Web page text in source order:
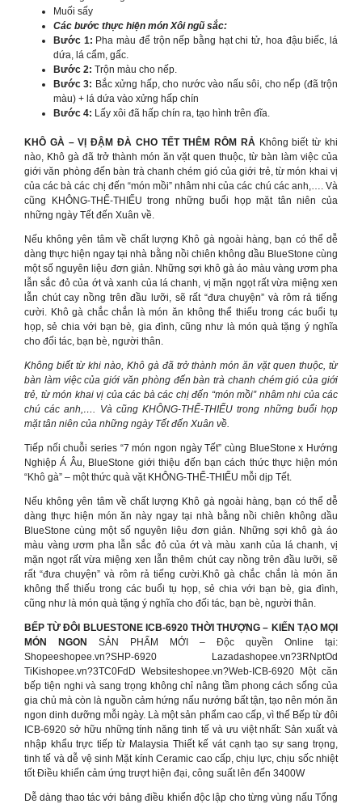
Muối sấy
Các bước thực hiện món Xôi ngũ sắc:
Bước 1: Pha màu để trộn nếp bằng hạt chi tử, hoa đậu biếc, lá
dứa, lá cẩm, gấc.
Bước 2: Trộn màu cho nếp.
Bước 3: Bắc xửng hấp, cho nước vào nấu sôi, cho nếp (đã trộn
màu) + lá dứa vào xửng hấp chín
Bước 4: Lấy xôi đã hấp chín ra, tạo hình trên đĩa.
KHÔ GÀ – VỊ ĐẬM ĐÀ CHO TẾT THÊM RÔM RẢKhông biết từ khi
nào, Khô gà đã trở thành món ăn vặt quen thuộc, từ bàn làm việc của
giới văn phòng đến bàn trà chanh chém gió của giới trẻ, từ món khai vị
của các bà các chị đến “món mồi” nhâm nhi của các chú các anh,…. Và
cũng KHÔNG-THỂ-THIẾU trong những buổi họp mặt tân niên của
những ngày Tết đến Xuân về.
Nếu không yên tâm về chất lượng Khô gà ngoài hàng, bạn có thể dễ
dàng thực hiện ngay tại nhà bằng nồi chiên không dầu BlueStone cùng
một số nguyên liệu đơn giản. Những sợi khô gà áo màu vàng ươm pha
lẫn sắc đỏ của ớt và xanh của lá chanh, vị mặn ngọt rất vừa miệng xen
lẫn chút cay nồng trên đầu lưỡi, sẽ rất “đưa chuyện” và rôm rả tiếng
cười. Khô gà chắc chắn là món ăn không thể thiếu trong các buổi tụ
họp, sẻ chia với bạn bè, gia đình, cũng như là món quà tặng ý nghĩa
cho đối tác, bạn bè, người thân.
Không biết từ khi nào, Khô gà đã trở thành món ăn vặt quen thuộc, từ
bàn làm việc của giới văn phòng đến bàn trà chanh chém gió của giới
trẻ, từ món khai vị của các bà các chị đến “món mồi” nhâm nhi của các
chú các anh,…. Và cũng KHÔNG-THỂ-THIẾU trong những buổi họp
mặt tân niên của những ngày Tết đến Xuân về.
Tiếp nối chuỗi series “7 món ngon ngày Tết” cùng BlueStone x Hướng
Nghiệp Á Âu, BlueStone giới thiệu đến bạn cách thức thực hiện món
“Khô gà” – một thức quà vặt KHÔNG-THỂ-THIẾU mỗi dịp Tết.
Nếu không yên tâm về chất lượng Khô gà ngoài hàng, bạn có thể dễ
dàng thực hiện món ăn này ngay tại nhà bằng nồi chiên không dầu
BlueStone cùng một số nguyên liệu đơn giản. Những sợi khô gà áo
màu vàng ươm pha lẫn sắc đỏ của ớt và màu xanh của lá chanh, vị
mặn ngọt rất vừa miệng xen lẫn thêm chút cay nồng trên đầu lưỡi, sẽ
rất “đưa chuyện” và rôm rả tiếng cười.Khô gà chắc chắn là món ăn
không thể thiếu trong các buổi tụ họp, sẻ chia với bạn bè, gia đình,
cũng như là món quà tặng ý nghĩa cho đối tác, bạn bè, người thân.
BẾP TỪ ĐÔI BLUESTONE ICB-6920 THỜI THƯỢNG – KIẾN TẠO MỌI
MÓN NGON
SẢN PHẨM MỚI – Độc quyền Online tại:
Shopeeshopee.vn?SHP-6920 Lazadashopee.vn?3RNptOd
TiKishopee.vn?3TC0FdD Websiteshopee.vn?Web-ICB-6920 Một căn
bếp tiện nghi và sang trọng không chỉ nâng tầm phong cách sống của
gia chủ mà còn là nguồn cảm hứng nấu nướng bất tận, tạo nên món ăn
ngon dinh dưỡng mỗi ngày. Là một sản phẩm cao cấp, vì thế Bếp từ đôi
ICB-6920 sở hữu những tính năng tinh tế và ưu việt nhất: Sản xuất và
nhập khẩu trực tiếp từ Malaysia Thiết kế vát cạnh tạo sự sang trọng,
tinh tế và dễ vệ sinh Mặt kính Ceramic cao cấp, chịu lực, chịu sốc nhiệt
tốt Điều khiển cảm ứng trượt hiện đại, công suất lên đến 3400W
Dễ dàng thao tác với bảng điều khiển độc lập cho từng vùng nấu Tổng